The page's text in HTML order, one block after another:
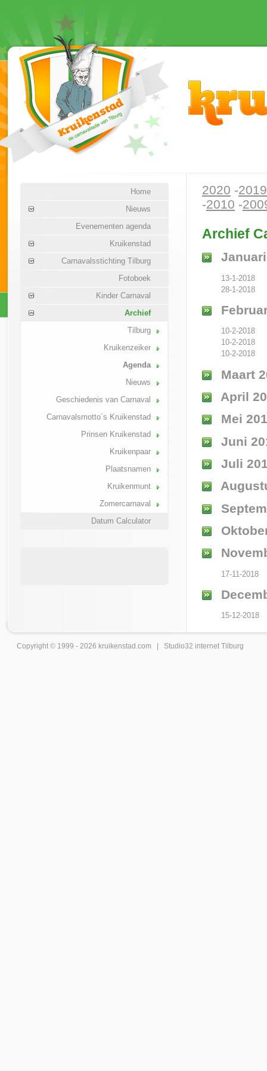
Home
Nieuws
Evenementen agenda
Kruikenstad
Carnavalsstichting Tilburg
Fotoboek
Kinder Carnaval
Archief
Tilburg
Kruikenzeiker
Agenda
Nieuws
Geschiedenis van Carnaval
Carnavalsmotto´s Kruikenstad
Prinsen Kruikenstad
Kruikenpaar
Plaatsnamen
Kruikenmunt
Zomercarnaval
Datum Calculator
2020 -2019
-2010 -
Archief
13-1-2018
28-1-2018
10-2-2018
10-2-2018
10-2-2018
Maart
April
Mei
Juni
Juli
17-11-2018
15-12-2018
Copyright © 1999 - 2026 kruikenstad .com | Studio32 internet Tilburg